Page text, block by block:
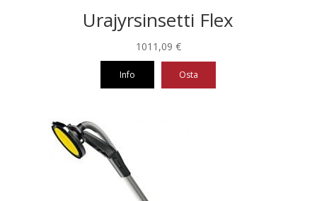
Urajyrsinsetti Flex
1011,09 €
Info Osta